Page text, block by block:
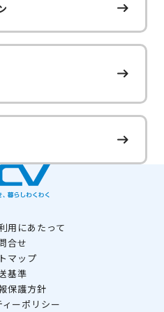
用にあたって
合せ
マップ
基準
保護方針
ーポリシー